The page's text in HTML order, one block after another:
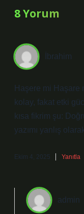
8 Yorum
İbrahim
Haşere mi Haşare
kolay, fakat etki
kısa fikrim şu:
yazımı yanlış
Ekim 4, 2025 Yanıtla
admin